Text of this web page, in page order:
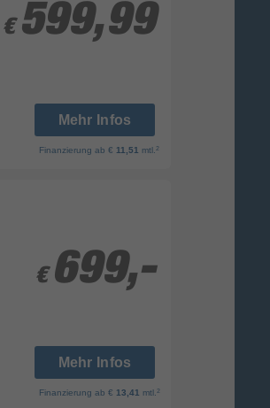
€ 599,99
€ 599,99
Mehr Infos
Finanzierung ab € 11,51 mtl. 2
€ 699,-
€ 699,-
Mehr Infos
Finanzierung ab € 13,41 mtl. 2